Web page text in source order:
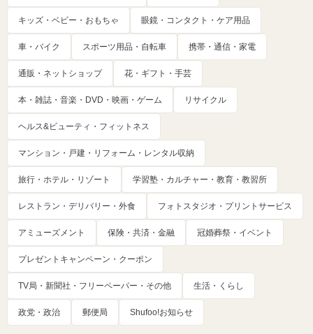
キッズ・ベビー・おもちゃ 眼鏡・コンタクト・ケア用品
車・バイク スポーツ用品・自転車 携帯・通信・家電
通販・ネットショップ 花・ギフト・手芸
本・雑誌・音楽・DVD・映画・ゲーム リサイクル
ヘルス&ビューティ・フィットネス
マンション・戸建・リフォーム・レンタル収納
旅行・ホテル・リゾート 学習塾・カルチャー・教育・教習所
レストラン・デリバリー・外食 フォトスタジオ・プリントサービス
アミューズメント 保険・共済・金融 冠婚葬祭・イベント
プレゼントキャンペーン・クーポン
TV局・新聞社・フリーペーパー・その他 生活・くらし
政党・政治 郵便局 Shufoo!お知らせ